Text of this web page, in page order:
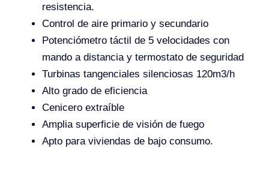
resistencia.
Control de aire primario y secundario
Potenciómetro táctil de 5 velocidades con
mando a distancia y termostato de seguridad
Turbinas tangenciales silenciosas 120m3/h
Alto grado de eficiencia
Cenicero extraíble
Amplia superficie de visión de fuego
Apto para viviendas de bajo consumo.